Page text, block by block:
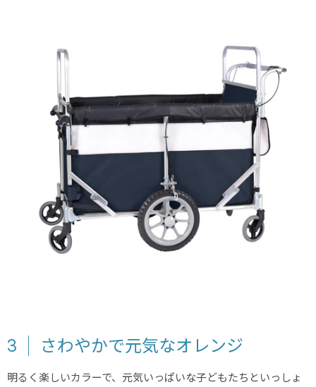
3 さわやかで元気なオレンジ
明るく楽しいカラーで、元気いっぱいな子どもたちといっしょ